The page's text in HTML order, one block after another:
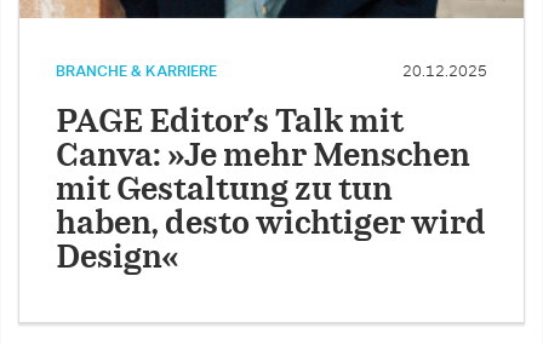
BRANCHE & KARRIERE 20.12.2025
PAGE Editor’s Talk mit
Canva: »Je mehr Menschen
mit Gestaltung zu tun
haben, desto wichtiger wird
Design«